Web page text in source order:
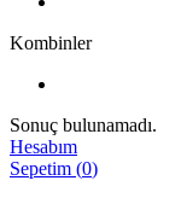
Kombinler
Sonuç bulunamadı.
Hesabım
Sepetim (0)